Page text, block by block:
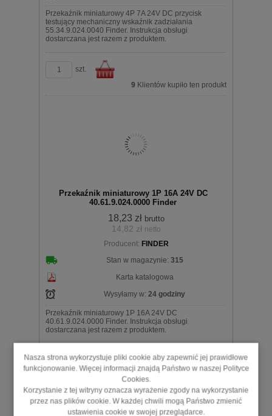
Przekaźnik miniaturowy 4P 7A 24V DC przycisk
testujący mechaniczny wskaźnik zadziałania
55.34.9.024.0040 Finder. Instrukcja obsługi
dostarczana jest razem z produktem.
szt.
koszyka
9 Klientów kupiło ten produkt
Przekaźnik miniaturowy 1P 16A 24V DC
40.61.9.024.0000 Finder
18,23 zł brutto
14,82 zł netto
Producent: FINDER
Stan w magazynie: 315
Karta katalogowa
Wysyłamy w: 24 godziny
Przekaźnik miniaturowy 1P 16A 24V DC
40.61.9.024.0000 Finder. Instrukcja obsługi
dostarczana jest razem z produktem.
szt.
Do
7Klientów kupiło ten produkt
Nasza strona wykorzystuje pliki cookie aby zapewnić jej prawidłowe
funkcjonowanie. Więcej informacji znajdą Państwo w naszej Polityce
Cookies.
Korzystanie z tej witryny oznacza wyrażenie zgody na wykorzystanie
przez nas plików cookie. W każdej chwili mogą Państwo zmienić
ustawienia cookie w swojej przeglądarce.